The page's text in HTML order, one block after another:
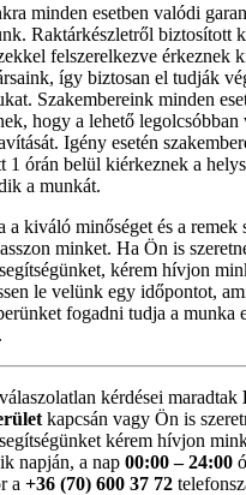
minden esetben valódi
Raktárkészletről biztosított
felszerelkezve érkeznek
így biztosan el tudják
Szakembereink minden
hogy a lehető legolcsóbban
Igény esetén
1 órán belül kiérkeznek a
a munkát.
a kiváló minőséget és a remek
minket. Ha Ön is
kérem hívjon
le velünk egy időpontot,
fogadni tudja a munka
kérdései maradtak
kapcsán vagy Ön is
kérem hívjon
napján, a nap 00:00 – 24:00
a +36 (70) 600 37 72